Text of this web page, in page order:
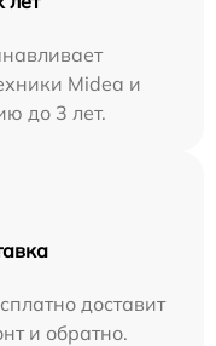
Midea и
до 3 лет.
доставит
и обратно.